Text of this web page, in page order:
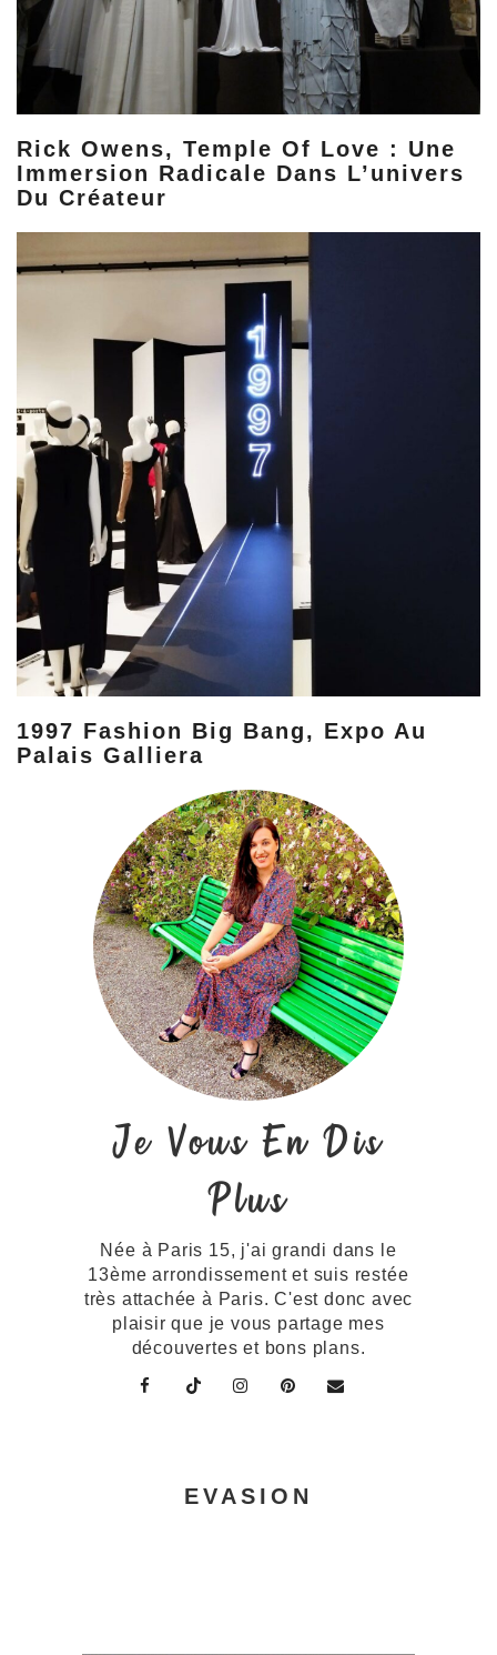
Rick Owens, Temple Of Love : Une
Immersion Radicale Dans L’univers
Du Créateur
1997 Fashion Big Bang, Expo Au
Palais Galliera
Je Vous En Dis
Plus
Née à Paris 15, j'ai grandi dans le
13ème arrondissement et suis restée
très attachée à Paris. C'est donc avec
plaisir que je vous partage mes
découvertes et bons plans.
EVASION